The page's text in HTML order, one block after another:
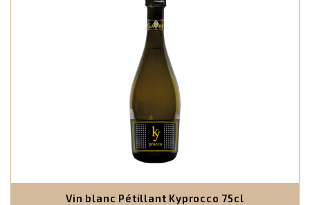
Vin blanc Pétillant Kyprocco 75cl